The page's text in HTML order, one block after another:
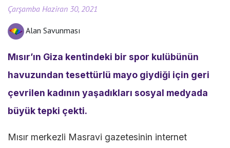
Çarşamba Haziran 30, 2021
Alan Savunması
Mısır’ın Giza kentindeki bir spor kulübünün
havuzundan tesettürlü mayo giydiği için geri
çevrilen kadının yaşadıkları sosyal medyada
büyük tepki çekti.
Mısır merkezli Masravi gazetesinin internet